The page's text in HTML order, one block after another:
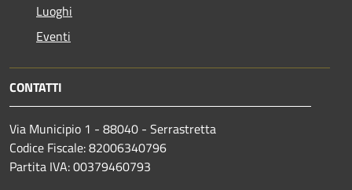
Luoghi
Eventi
CONTATTI
Via Municipio 1 - 88040 - Serrastretta
Codice Fiscale: 82006340796
Partita IVA: 00379460793